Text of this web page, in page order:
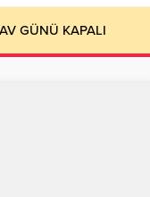
GÜNÜ KAPALI